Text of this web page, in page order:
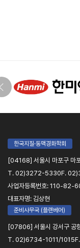
한국지질·동맥경화학회
[04168] 서울시 마포구 마
T. 02)3272-5330F.
사업자등록번호: 110-82-
대표자명: 김상현
준비사무국 (플랜베어)
[07806] 서울시 강서구 공
T. 02)6734-1011/1015